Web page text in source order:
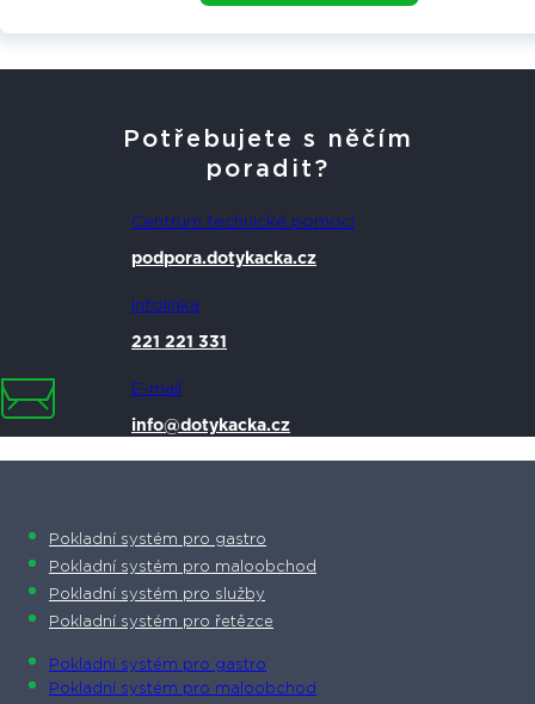
Potřebujete s něčím
poradit?
Centrum technické pomoci
podpora.dotykacka.cz
Infolinka
221 221 331
E-mail
info@dotykacka.cz
Pokladní systém pro gastro
Pokladní systém pro maloobchod
Pokladní systém pro služby
Pokladní systém pro řetězce
Pokladní systém pro gastro
Pokladní systém pro maloobchod